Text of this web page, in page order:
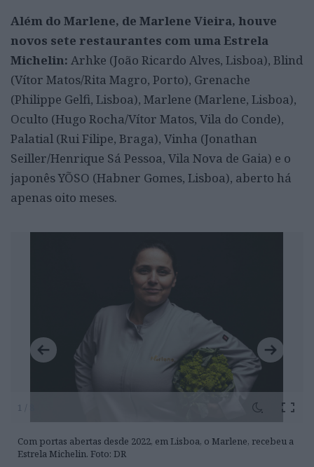
Além do Marlene, de Marlene Vieira, houve
novos sete restaurantes com uma Estrela
Michelin: Arhke (João Ricardo Alves, Lisboa), Blind
(Vítor Matos/Rita Magro, Porto), Grenache
(Philippe Gelfi, Lisboa), Marlene (Marlene, Lisboa),
Oculto (Hugo Rocha/Vítor Matos, Vila do Conde),
Palatial (Rui Filipe, Braga), Vinha (Jonathan
Seiller/Henrique Sá Pessoa, Vila Nova de Gaia) e o
japonês YÕSO (Habner Gomes, Lisboa), aberto há
apenas oito meses.
1 / 8
Com portas abertas desde 2022, em Lisboa, o Marlene, recebeu a
Estrela Michelin. Foto: DR